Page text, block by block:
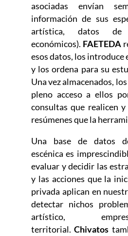
asociadas envían
información de sus
artística, datos
económicos). FAETEDA
esos datos, los introduce
y los ordena para su
Una vez almacenados,
pleno acceso a ellos
consultas que realicen
resúmenes que la
Una base de datos
escénica es
evaluar y decidir las
y las acciones que la
privada aplican en
detectar nichos
artístico,
territorial.Chivatos